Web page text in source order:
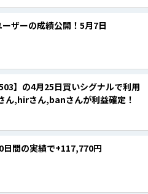
ザーの成績公開！5月7日
】の4月25日買いシグナルで利用
ん,hirさん,banさんが利益確定！
日間の実績で+117,770円